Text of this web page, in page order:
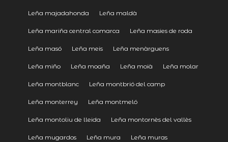
Leña majadahonda Leña maldà
Leña mariña central comarca Leña masies de roda
Leña masó Leña meis Leña menàrguens
Leña miño Leña moaña Leña moià Leña molar
Leña montblanc Leña montbrió del camp
Leña monterrey Leña montmeló
Leña montoliu de lleida Leña montornès del vallès
Leña mugardos Leña mura Leña muras